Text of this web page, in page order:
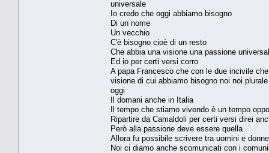
universale
Io credo che oggi abbiamo bisogno
Di un nome
Un vecchio
C'è bisogno cioè di un resto
Che abbia una visione una passione
Ed io per certi versi corro
A papa Francesco che con le due incivile
visione di cui abbiamo bisogno noi noi
oggi
Il domani anche in Italia
Il tempo che stiamo vivendo è un tempo
Ripartire da Camaldoli per certi versi direi
Però alla passione deve essere quella
Allora fu possibile scrivere tra uomini e
Noi ci diamo anche scomunicati con i